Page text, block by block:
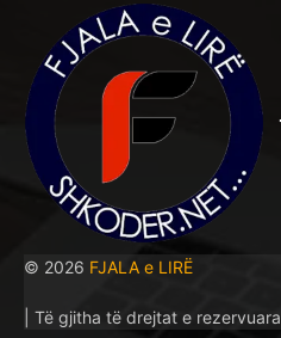
© 2026 FJALA e LIRË
| Të gjitha të drejtat e rezervuara